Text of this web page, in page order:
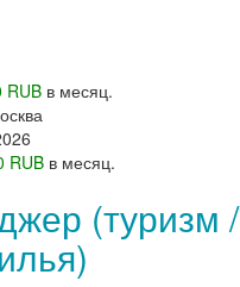
RUB в месяц.
RUB в месяц.
(туризм /